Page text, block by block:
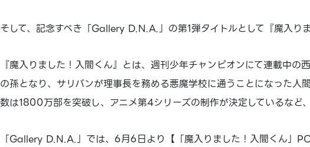
そして、記念すべき「Gallery D.N.A.」の第1弾タイトルとして『魔入り
『魔入りました！入間くん』とは、週刊少年チャンピオンにて連載中
の孫となり、サリバンが理事長を務める悪魔学校に通うことになった人
数は1800万部を突破し、アニメ第4シリーズの制作が決定しているなど
「Gallery D.N.A.」では、6月6日より【「魔入りました！入間くん